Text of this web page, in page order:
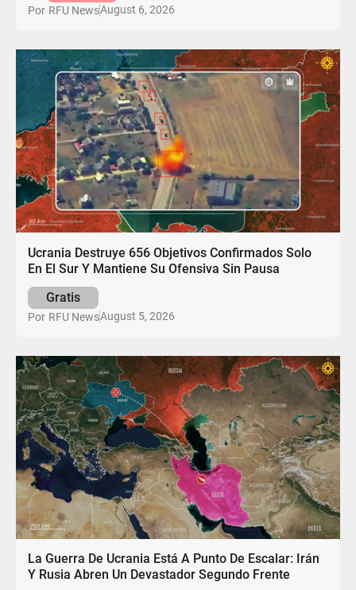
Por RFU NewsAugust 6, 2026
Ucrania Destruye 656 Objetivos Confirmados Solo
En El Sur Y Mantiene Su Ofensiva Sin Pausa
Gratis
Por RFU NewsAugust 5, 2026
La Guerra De Ucrania Está A Punto De Escalar: Irán
Y Rusia Abren Un Devastador Segundo Frente